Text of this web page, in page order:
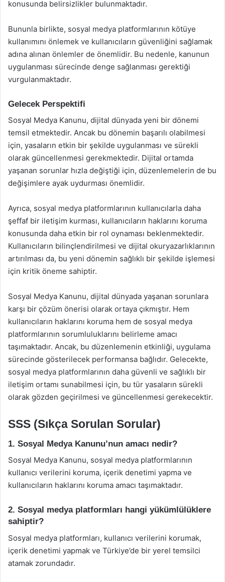
konusunda belirsizlikler bulunmaktadır.
Bununla birlikte, sosyal medya platformlarının kötüye
kullanımını önlemek ve kullanıcıların güvenliğini sağlamak
adına alınan önlemler de önemlidir. Bu nedenle, kanunun
uygulanması sürecinde denge sağlanması gerektiği
vurgulanmaktadır.
Gelecek Perspektifi
Sosyal Medya Kanunu, dijital dünyada yeni bir dönemi
temsil etmektedir. Ancak bu dönemin başarılı olabilmesi
için, yasaların etkin bir şekilde uygulanması ve sürekli
olarak güncellenmesi gerekmektedir. Dijital ortamda
yaşanan sorunlar hızla değiştiği için, düzenlemelerin de bu
değişimlere ayak uydurması önemlidir.
Ayrıca, sosyal medya platformlarının kullanıcılarla daha
şeffaf bir iletişim kurması, kullanıcıların haklarını koruma
konusunda daha etkin bir rol oynaması beklenmektedir.
Kullanıcıların bilinçlendirilmesi ve dijital okuryazarlıklarının
artırılması da, bu yeni dönemin sağlıklı bir şekilde işlemesi
için kritik öneme sahiptir.
Sosyal Medya Kanunu, dijital dünyada yaşanan sorunlara
karşı bir çözüm önerisi olarak ortaya çıkmıştır. Hem
kullanıcıların haklarını koruma hem de sosyal medya
platformlarının sorumluluklarını belirleme amacı
taşımaktadır. Ancak, bu düzenlemenin etkinliği, uygulama
sürecinde gösterilecek performansa bağlıdır. Gelecekte,
sosyal medya platformlarının daha güvenli ve sağlıklı bir
iletişim ortamı sunabilmesi için, bu tür yasaların sürekli
olarak gözden geçirilmesi ve güncellenmesi gerekecektir.
SSS (Sıkça Sorulan Sorular)
1. Sosyal Medya Kanunu’nun amacı nedir?
Sosyal Medya Kanunu, sosyal medya platformlarının
kullanıcı verilerini koruma, içerik denetimi yapma ve
kullanıcıların haklarını koruma amacı taşımaktadır.
2. Sosyal medya platformları hangi yükümlülüklere
sahiptir?
Sosyal medya platformları, kullanıcı verilerini korumak,
içerik denetimi yapmak ve Türkiye’de bir yerel temsilci
atamak zorundadır.